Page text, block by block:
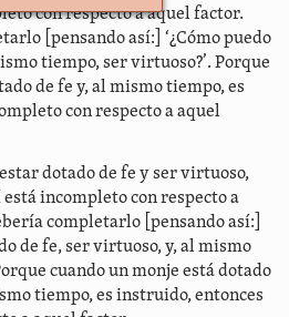
con respecto a aquel factor.
[pensando así:] ‘¿Cómo puedo
tiempo, ser virtuoso?’. Porque
de fe y, al mismo tiempo, es
con respecto a aquel
dotado de fe y ser virtuoso,
incompleto con respecto a
completarlo [pensando así:]
de fe, ser virtuoso, y, al mismo
cuando un monje está dotado
tiempo, es instruido, entonces